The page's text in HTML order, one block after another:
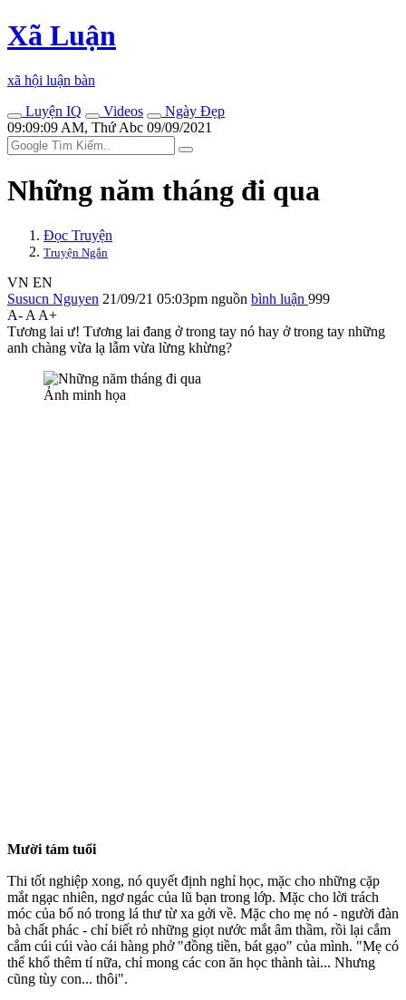
Xã Luận
xã hội luận bàn
Luyện IQ
Videos
Ngày Đẹp
09:09:09 AM, Thứ Abc 09/09/2021
Những năm tháng đi qua
Đọc Truyện
Truyện Ngắn
VN EN
Susucn Nguyen 21/09/21 05:03pm nguồn bình luận 999
A- A A+
Tương lai ư! Tương lai đang ở trong tay nó hay ở trong tay những
anh chàng vừa lạ lẫm vừa lừng khừng?
Ảnh minh họa
Mười tám tuổi
Thi tốt nghiệp xong, nó quyết định nghỉ học, mặc cho những cặp
mắt ngạc nhiên, ngơ ngác của lũ bạn trong lớp. Mặc cho lời trách
móc của bố nó trong lá thư từ xa gởi về. Mặc cho mẹ nó - người đàn
bà chất phác - chỉ biết rỏ những giọt nước mắt âm thầm, rồi lại cắm
cắm cúi cúi vào cái hàng phở "đồng tiền, bát gạo" của mình. "Mẹ có
thể khổ thêm tí nữa, chỉ mong các con ăn học thành tài... Nhưng
cũng tùy con... thôi".